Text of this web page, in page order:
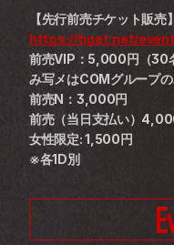
【先行前売チケット販売】
https://tiget.net/
前売VIP：5,000円（30
み写メはCOMグループ
前売N：3,000円
前売（当日支払い）
女性限定: 1,500円
※各1D別